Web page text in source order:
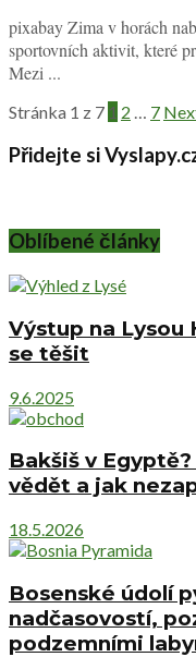
pixabay Zima v horách
sportovních aktivit, které
Mezi ...
Stránka 1 z 7 1 2 … 7
Přidejte si
Oblíbené články
Výstup na Lysou
se těšit
9.6.2025
Bakšiš v
vědět a jak
18.5.2026
Bosenské údolí
nadčasovostí,
podzemními